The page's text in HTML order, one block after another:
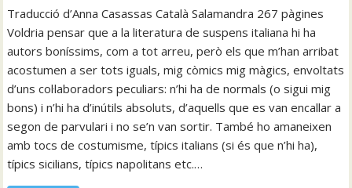
Traducció d’Anna Casassas Català Salamandra 267 pàgines
Voldria pensar que a la literatura de suspens italiana hi ha
autors boníssims, com a tot arreu, però els que m’han arribat
acostumen a ser tots iguals, mig còmics mig màgics, envoltats
d’uns col·laboradors peculiars: n’hi ha de normals (o sigui mig
bons) i n’hi ha d’inútils absoluts, d’aquells que es van encallar a
segon de parvulari i no se’n van sortir. També ho amaneixen
amb tocs de costumisme, típics italians (si és que n’hi ha),
típics sicilians, típics napolitans etc.…